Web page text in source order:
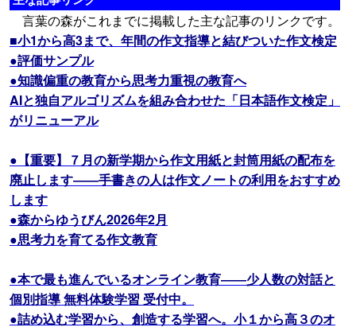
言葉の森がこれまでに掲載した主な記事のリンクです。
■小1から高3まで、年間の作文指導と結びついた作文検定
●評価サンプル
●知識偏重の教育から思考力重視の教育へ
AIと独自アルゴリズムを組み合わせた「日本語作文検定」
がリニューアル
●【重要】７月の新学期から作文用紙と封筒用紙の配布を
廃止します――手書きの人は作文ノートの利用をおすすめ
します
●森からゆうびん2026年2月
●思考力を育てる作文教育
●本で最も進んでいるオンライン教育――少人数の対話と
個別指導 無料体験学習 受付中。
●詰め込む学習から、創造する学習へ。小１から高３のオ